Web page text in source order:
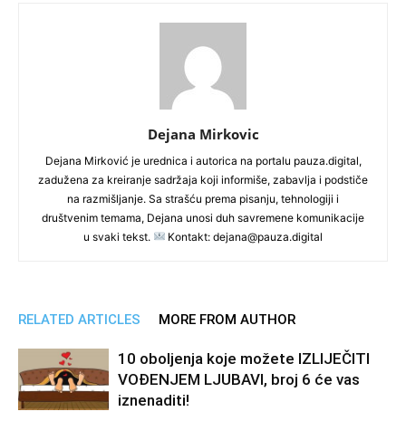
Dejana Mirkovic
Dejana Mirković je urednica i autorica na portalu pauza.digital,
zadužena za kreiranje sadržaja koji informiše, zabavlja i podstiče
na razmišljanje. Sa strašću prema pisanju, tehnologiji i
društvenim temama, Dejana unosi duh savremene komunikacije
u svaki tekst.
Kontakt: dejana@pauza.digital
RELATED ARTICLES MORE FROM AUTHOR
10 oboljenja koje možete IZLIJEČITI
VOĐENJEM LJUBAVI, broj 6 će vas
iznenaditi!